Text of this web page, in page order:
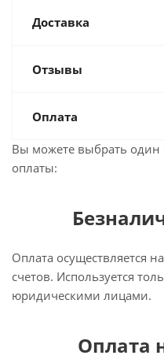
Доставка
Отзывы
Оплата
Вы можете выбрать один
оплаты:
Оплата осуществляется
счетов. Используется
юридическими лицами.
Оплата